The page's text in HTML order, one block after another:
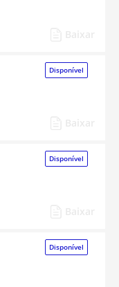
Disponível
Disponível
Disponível